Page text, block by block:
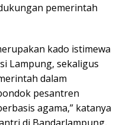
pemerintah
kado istimewa
Lampung, sekaligus
dalam
pesantren
agama,” katanya